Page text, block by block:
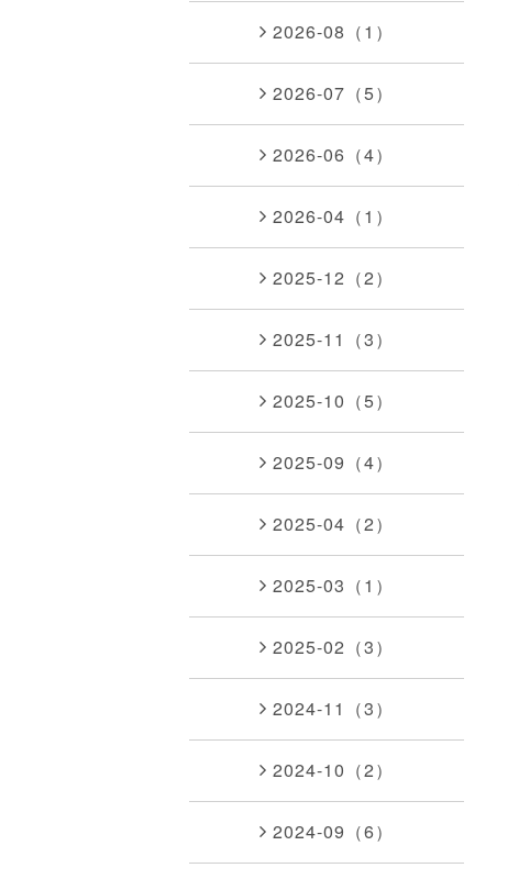
2026-08（1）
2026-07（5）
2026-06（4）
2026-04（1）
2025-12（2）
2025-11（3）
2025-10（5）
2025-09（4）
2025-04（2）
2025-03（1）
2025-02（3）
2024-11（3）
2024-10（2）
2024-09（6）